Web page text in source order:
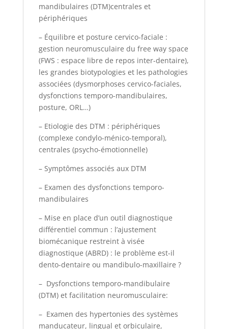
mandibulaires (DTM)centrales et
périphériques
– Équilibre et posture cervico-faciale :
gestion neuromusculaire du free way space
(FWS : espace libre de repos inter-dentaire),
les grandes biotypologies et les pathologies
associées (dysmorphoses cervico-faciales,
dysfonctions temporo-mandibulaires,
posture, ORL…)
– Etiologie des DTM : périphériques
(complexe condylo-ménico-temporal),
centrales (psycho-émotionnelle)
– Symptômes associés aux DTM
– Examen des dysfonctions temporo-
mandibulaires
– Mise en place d’un outil diagnostique
différentiel commun : l’ajustement
biomécanique restreint à visée
diagnostique (ABRD) : le problème est-il
dento-dentaire ou mandibulo-maxillaire ?
– Dysfonctions temporo-mandibulaire
(DTM) et facilitation neuromusculaire:
– Examen des hypertonies des systèmes
manducateur, lingual et orbiculaire,